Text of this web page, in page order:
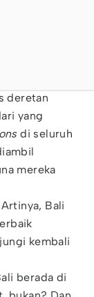
deretan
yang
di seluruh
mereka
Bali
kembali
berada di